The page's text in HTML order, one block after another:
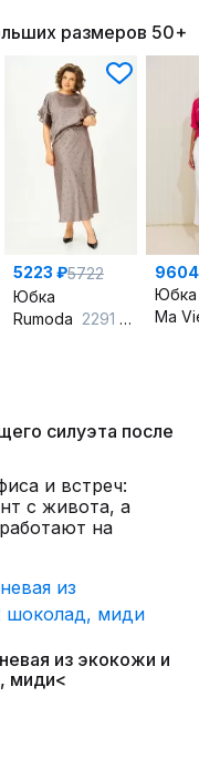
размеров 50+
5223 ₽5722
Юбка
Rumoda 2291 капучино
Юбка
Ma
силуэта после
и встреч:
с живота, а
на
из
шоколад, миди
из экокожи и
миди<